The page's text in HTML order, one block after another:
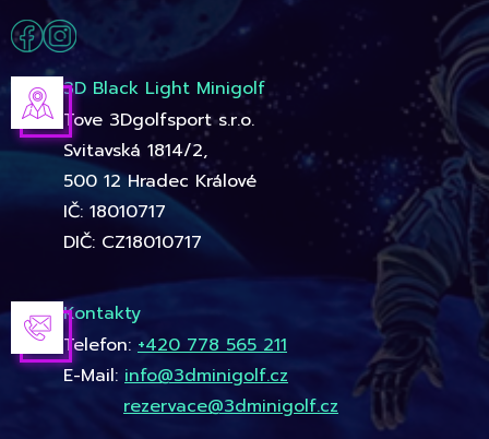
3D Black Light Minigolf
Tove 3Dgolfsport s.r.o.
Svitavská 1814/2,
500 12 Hradec Králové
IČ: 18010717
DIČ: CZ18010717
Kontakty
Telefon: +420 778 565 211
E-Mail: info@3dminigolf.cz
rezervace@3dminigolf.cz